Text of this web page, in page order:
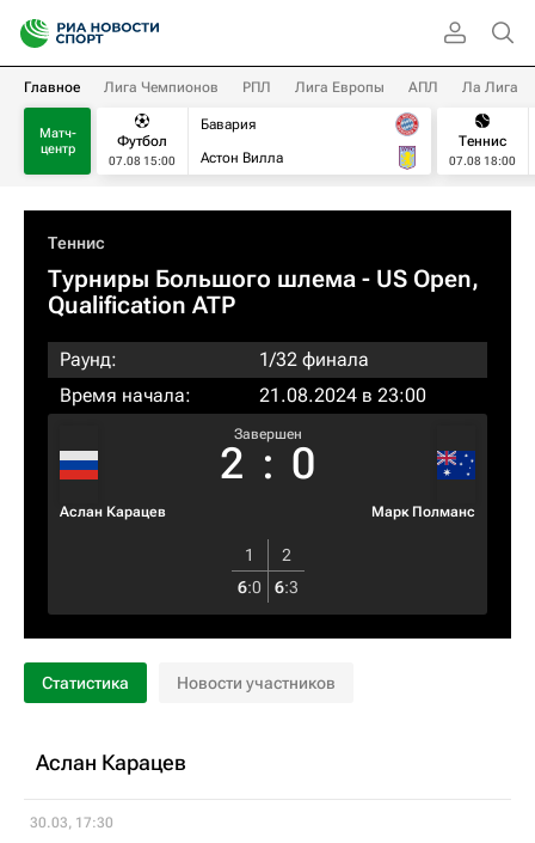
Главное Лига Чемпионов РПЛ Лига Европы АПЛ Ла Лига
Матч-
центр
Футбол
07.08 15:00
Бавария
Астон Вилла
Теннис
07.08 18:00
Теннис
Турниры Большого шлема - US Open,
Qualification ATP
Раунд:
1/32 финала
Время начала:
21.08.2024 в 23:00
Аслан Карацев
Завершен
2 : 0
Марк Полманс
1
2
6:0 6:3
Статистика Новости участников
Аслан Карацев
30.03, 17:30